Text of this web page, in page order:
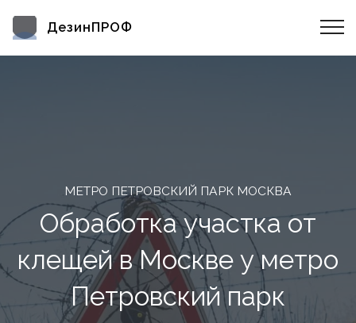
ДезинПРОФ
МЕТРО ПЕТРОВСКИЙ ПАРК МОСКВА
Обработка участка от
клещей в Москве у метро
Петровский парк